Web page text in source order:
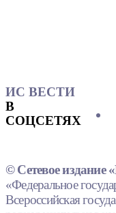
ИС ВЕСТИ
В
СОЦСЕТЯХ
© Сетевое издание
«Федеральное
Всероссийская